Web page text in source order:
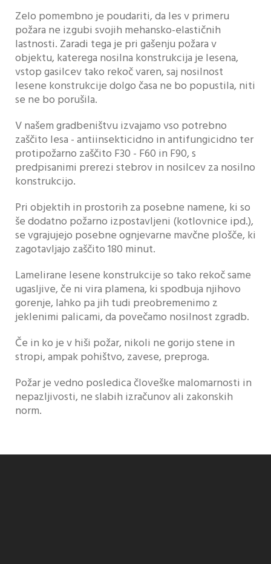
Zelo pomembno je poudariti, da les v primeru
požara ne izgubi svojih mehansko-elastičnih
lastnosti. Zaradi tega je pri gašenju požara v
objektu, katerega nosilna konstrukcija je lesena,
vstop gasilcev tako rekoč varen, saj nosilnost
lesene konstrukcije dolgo časa ne bo popustila, niti
se ne bo porušila.
V našem gradbeništvu izvajamo vso potrebno
zaščito lesa - antiinsekticidno in antifungicidno ter
protipožarno zaščito F30 - F60 in F90, s
predpisanimi prerezi stebrov in nosilcev za nosilno
konstrukcijo.
Pri objektih in prostorih za posebne namene, ki so
še dodatno požarno izpostavljeni (kotlovnice ipd.),
se vgrajujejo posebne ognjevarne mavčne plošče, ki
zagotavljajo zaščito 180 minut.
Lamelirane lesene konstrukcije so tako rekoč same
ugasljive, če ni vira plamena, ki spodbuja njihovo
gorenje, lahko pa jih tudi preobremenimo z
jeklenimi palicami, da povečamo nosilnost zgradb.
Če in ko je v hiši požar, nikoli ne gorijo stene in
stropi, ampak pohištvo, zavese, preproga.
Požar je vedno posledica človeške malomarnosti in
nepazljivosti, ne slabih izračunov ali zakonskih
norm.